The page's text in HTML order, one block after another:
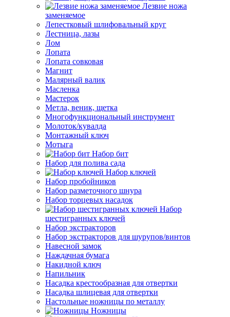
Лезвие ножа
заменяемое
Лепестковый шлифовальный круг
Лестница, лазы
Лом
Лопата
Лопата совковая
Магнит
Малярный валик
Масленка
Мастерок
Метла, веник, щетка
Многофункциональный инструмент
Молоток/кувалда
Монтажный ключ
Мотыга
Набор бит
Набор для полива сада
Набор ключей
Набор пробойников
Набор разметочного шнура
Набор торцевых насадок
Набор
шестигранных ключей
Набор экстракторов
Набор экстракторов для шурупов/винтов
Навесной замок
Наждачная бумага
Накидной ключ
Напильник
Насадка крестообразная для отвертки
Насадка шлицевая для отвертки
Настольные ножницы по металлу
Ножницы